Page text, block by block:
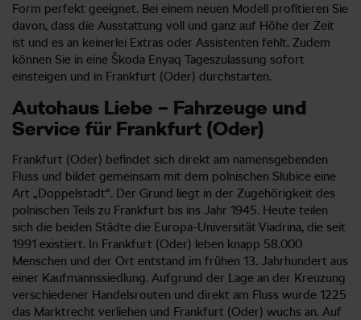
Form perfekt geeignet. Bei einem neuen Modell profitieren Sie
davon, dass die Ausstattung voll und ganz auf Höhe der Zeit
ist und es an keinerlei Extras oder Assistenten fehlt. Zudem
können Sie in eine Škoda Enyaq Tageszulassung sofort
einsteigen und in Frankfurt (Oder) durchstarten.
Autohaus Liebe – Fahrzeuge und
Service für Frankfurt (Oder)
Frankfurt (Oder) befindet sich direkt am namensgebenden
Fluss und bildet gemeinsam mit dem polnischen Słubice eine
Art „Doppelstadt“. Der Grund liegt in der Zugehörigkeit des
polnischen Teils zu Frankfurt bis ins Jahr 1945. Heute teilen
sich die beiden Städte die Europa-Universität Viadrina, die seit
1991 existiert. In Frankfurt (Oder) leben knapp 58.000
Menschen und der Ort entstand im frühen 13. Jahrhundert aus
einer Kaufmannssiedlung. Aufgrund der Lage an der Kreuzung
verschiedener Handelsrouten und direkt am Fluss wurde 1225
das Marktrecht verliehen und Frankfurt (Oder) wuchs an. Auf